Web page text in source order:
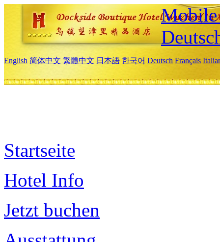
Mobile
English 简体中文 繁體中文 日本語 한국어 Deutsch Français
Startseite
Hotel Info
Jetzt buchen